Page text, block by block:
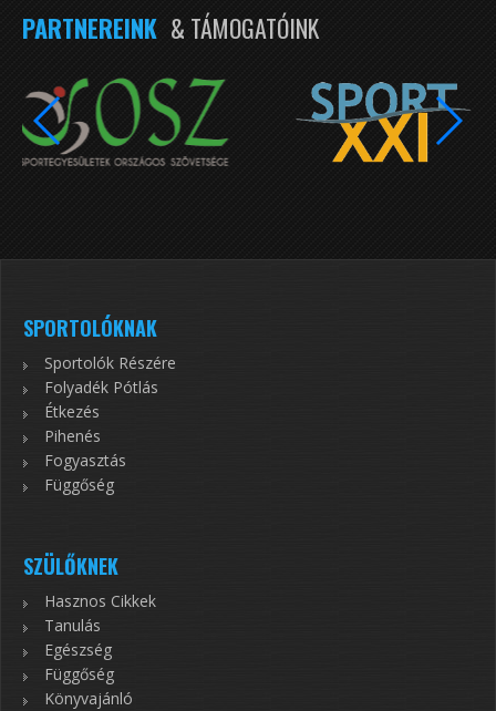
PARTNEREINK & TÁMOGATÓINK
SPORTOLÓKNAK
Sportolók Részére
Folyadék Pótlás
Étkezés
Pihenés
Fogyasztás
Függőség
SZÜLŐKNEK
Hasznos Cikkek
Tanulás
Egészség
Függőség
Könyvajánló